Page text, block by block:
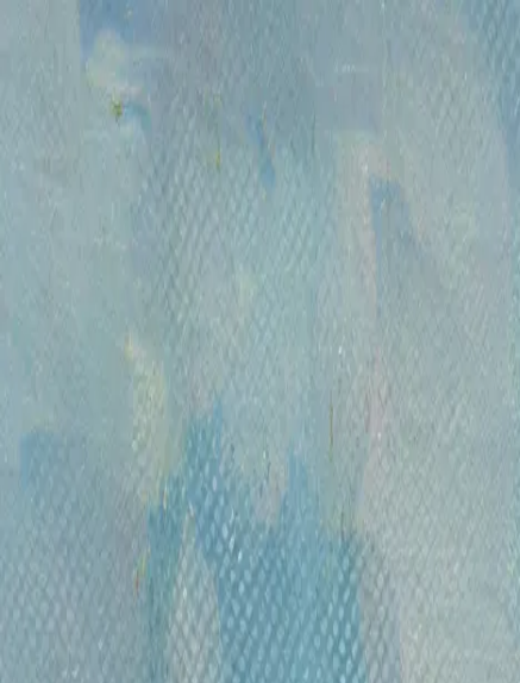
О проекте
Главная
Художники
Ляпкало Виктор Александрович
Ляпкало Виктор
Отслеживать новые работы
Член Союза Художников.
Родился в 1956 году в городе Ухте, Коми АССР.